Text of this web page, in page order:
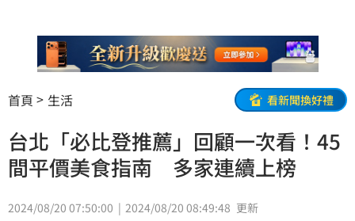
首頁 生活 看新聞換好禮
台北「必比登推薦」回顧一次看！45
間平價美食指南 多家連續上榜
2024/08/20 07:50:00 2024/08/20 08:49:48 更新